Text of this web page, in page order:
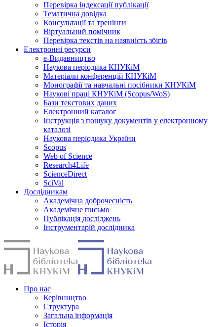
Перевірка індексації публікації
Тематична довідка
Консультації та тренінги
Віртуальний помічник
Перевірка текстів на наявність збігів
Електронні ресурси
е-Видавництво
Наукова періодика КНУКіМ
Матеріали конференцій КНУКіМ
Монографії та навчальні посібники КНУКіМ
Наукові праці КНУКіМ (Scopus/WoS)
Бази текстових даних
Електронний каталог
Інструкція з пошуку документів у електронному
каталозі
Наукова періодика України
Scopus
Web of Science
Research4Life
ScienceDirect
SciVal
Дослідникам
Академічна доброчесність
Академічне письмо
Публікація досліджень
Інструментарій дослідника
Про нас
Керівництво
Структура
Загальна інформація
Історія